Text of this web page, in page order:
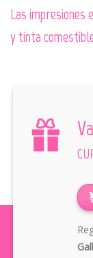
Las impresiones
y tinta